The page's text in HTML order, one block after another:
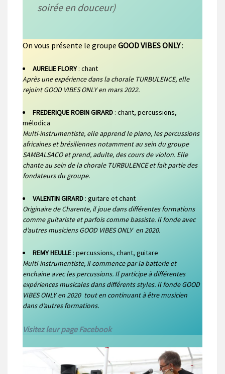
soirée en douceur)
On vous présente le groupe GOOD VIBES ONLY:
AURELIE FLORY: chant
Après une expérience dans la chorale TURBULENCE, elle
rejoint GOOD VIBES ONLY en mars 2022.
FREDERIQUE ROBIN GIRARD : chant, percussions,
mélodica
Multi-instrumentiste, elle apprend le piano, les percussions
africaines et brésiliennes notamment au sein du groupe
SAMBALSACO et prend, adulte, des cours de violon. Elle
chante au sein de la chorale TURBULENCE et fait partie des
fondateurs du groupe.
VALENTIN GIRARD : guitare et chant
Originaire de Charente, il joue dans différentes formations
comme guitariste et parfois comme bassiste. Il fonde avec
d’autres musiciens GOOD VIBES ONLY en 2020.
REMY HEULLE : percussions, chant, guitare
Multi-instrumentiste, il commence par la batterie et
enchaine avec les percussions. Il participe à différentes
expériences musicales dans différents styles. Il fonde GOOD
VIBES ONLY en 2020 tout en continuant à être musicien
dans d’autres formations.
Visitez leur page Facebook